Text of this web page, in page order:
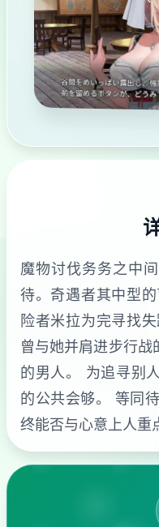
魔物讨伐务务之中
待。奇遇者其中型
险者米拉为完寻找
曾与她并肩进步行战
的男人。 为追寻别
的公共会够。 等同
终能否与心意上人重